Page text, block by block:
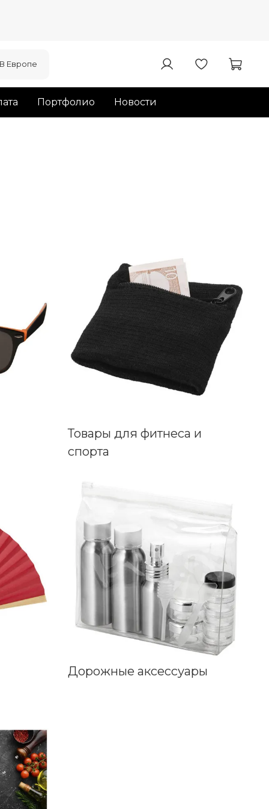
В Европе
Портфолио Новости
Товары для фитнеса и
спорта
Дорожные аксессуары